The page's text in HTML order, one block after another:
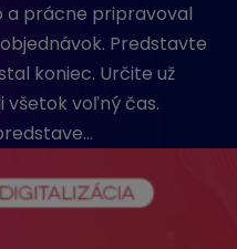
a prácne pripravoval
Predstavte
koniec. Určite už
všetok voľný čas.